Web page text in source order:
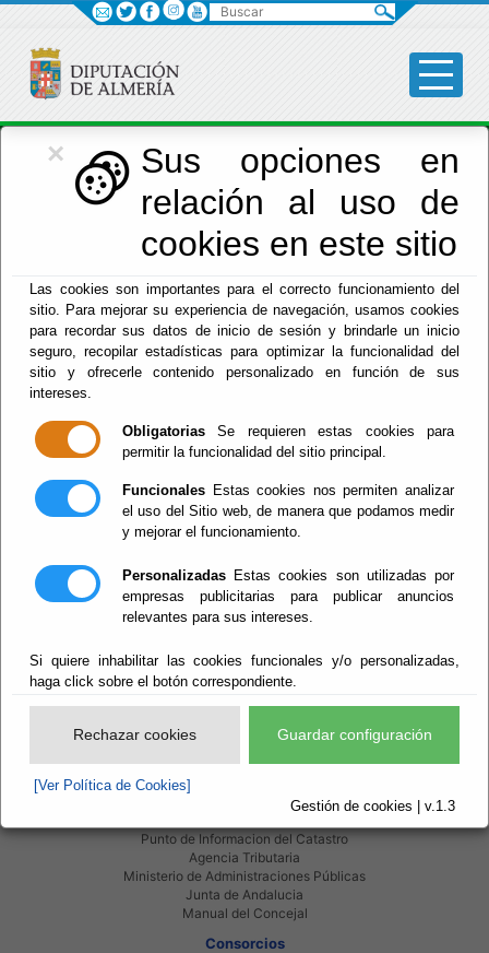
×
Sus opciones en
relación al uso de
cookies en este sitio
Las cookies son importantes para el correcto funcionamiento del
sitio. Para mejorar su experiencia de navegación, usamos cookies
para recordar sus datos de inicio de sesión y brindarle un inicio
seguro, recopilar estadísticas para optimizar la funcionalidad del
sitio y ofrecerle contenido personalizado en función de sus
intereses.
Obligatorias Se requieren estas cookies para
permitir la funcionalidad del sitio principal.
Funcionales Estas cookies nos permiten analizar
el uso del Sitio web, de manera que podamos medir
y mejorar el funcionamiento.
Personalizadas Estas cookies son utilizadas por
empresas publicitarias para publicar anuncios
relevantes para sus intereses.
Si quiere inhabilitar las cookies funcionales y/o personalizadas,
haga click sobre el botón correspondiente.
Rechazar cookies Guardar configuración
[Ver Política de Cookies]
Gestión de cookies | v.1.3
Economía
Menú Hacienda
Ordenanzas
Municipales
Acceder al Buscador
Red Provincial
Intranet Provincial
Intranet Adheridos
Intranet Beneficiarios
Red Provincial
Enlaces de interés
Punto de Informacion del Catastro
Agencia Tributaria
Ministerio de Administraciones Públicas
Junta de Andalucia
Manual del Concejal
Consorcios
Buscar